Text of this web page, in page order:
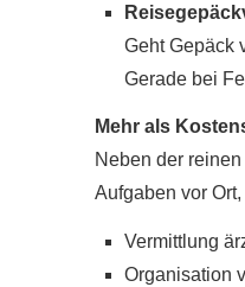
Geht Gepäck
Gerade bei
Mehr als
Neben der
Aufgaben vor Ort,
Vermittlung
Organisation